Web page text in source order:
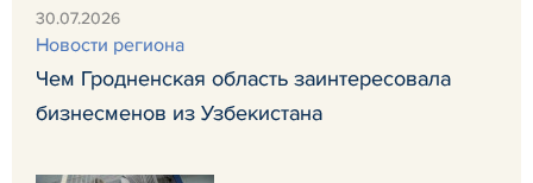
30.07.2026
Новости региона
Чем Гродненская область заинтересовала
бизнесменов из Узбекистана